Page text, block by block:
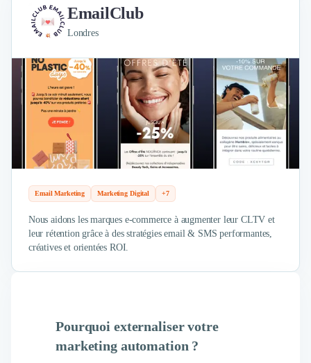
EmailClub
Londres
Email Marketing Marketing Digital +7
Nous aidons les marques e-commerce à augmenter leur CLTV et
leur rétention grâce à des stratégies email & SMS performantes,
créatives et orientées ROI.
Pourquoi externaliser votre
marketing automation ?